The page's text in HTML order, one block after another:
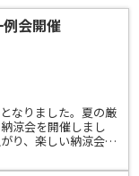
会開催
なりました。夏の厳
涼会を開催しまし
り、楽しい納涼会と